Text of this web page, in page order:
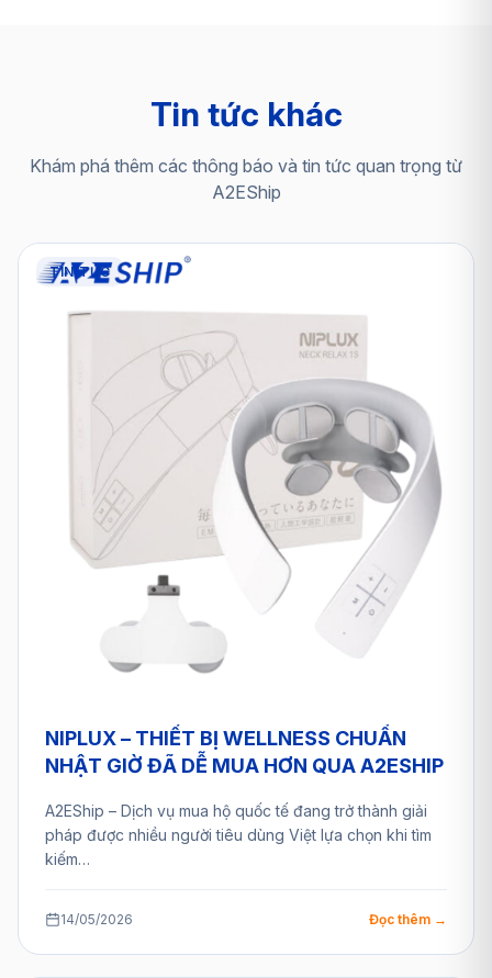
Tin tức khác
Khám phá thêm các thông báo và tin tức quan trọng từ
A2EShip
TIN TỨC
NIPLUX – THIẾT BỊ WELLNESS CHUẨN
NHẬT GIỜ ĐÃ DỄ MUA HƠN QUA A2ESHIP
A2EShip – Dịch vụ mua hộ quốc tế đang trở thành giải
pháp được nhiều người tiêu dùng Việt lựa chọn khi tìm
kiếm…
14/05/2026 Đọc thêm →